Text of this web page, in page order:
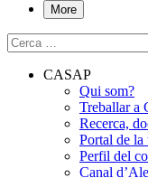
More
Cerca:
CASAP
Qui som?
Treballar a
Recerca,
Portal de la
Perfil del
Canal